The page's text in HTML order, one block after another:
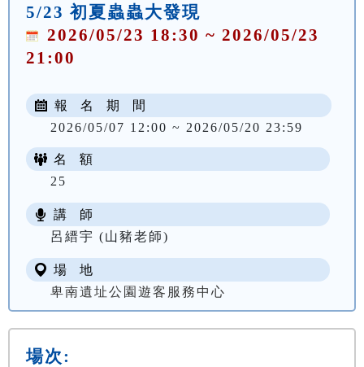
5/23 初夏蟲蟲大發現
2026/05/23 18:30 ~ 2026/05/23
21:00
報 名 期 間
2026/05/07 12:00 ~ 2026/05/20 23:59
名 額
25
講 師
呂縉宇 (山豬老師)
場 地
卑南遺址公園遊客服務中心
場次: